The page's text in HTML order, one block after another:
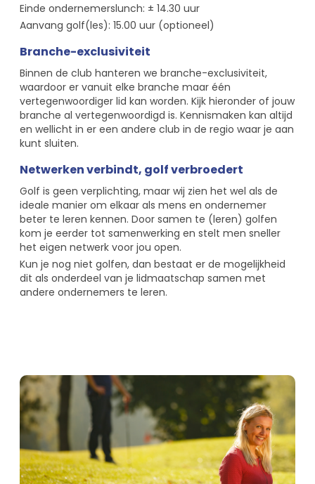
Einde ondernemerslunch: ± 14.30 uur
Aanvang golf(les): 15.00 uur (optioneel)
Branche-exclusiviteit
Binnen de club hanteren we branche-exclusiviteit,
waardoor er vanuit elke branche maar één
vertegenwoordiger lid kan worden. Kijk hieronder of jouw
branche al vertegenwoordigd is. Kennismaken kan altijd
en wellicht in er een andere club in de regio waar je aan
kunt sluiten.
Netwerken verbindt, golf verbroedert
Golf is geen verplichting, maar wij zien het wel als de
ideale manier om elkaar als mens en ondernemer
beter te leren kennen. Door samen te (leren) golfen
kom je eerder tot samenwerking en stelt men sneller
het eigen netwerk voor jou open.
Kun je nog niet golfen, dan bestaat er de mogelijkheid
dit als onderdeel van je lidmaatschap samen met
andere ondernemers te leren.